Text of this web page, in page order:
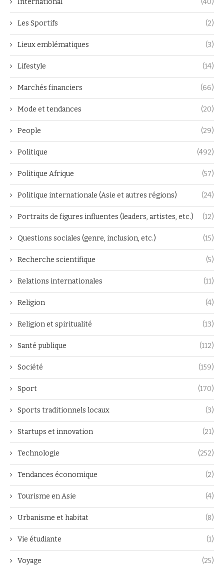
Les Sportifs (2)
Lieux emblématiques (3)
Lifestyle (14)
Marchés financiers (66)
Mode et tendances (20)
People (29)
Politique (492)
Politique Afrique (57)
Politique internationale (Asie et autres régions) (24)
Portraits de figures influentes (leaders, artistes, etc.) (12)
Questions sociales (genre, inclusion, etc.) (15)
Recherche scientifique (5)
Relations internationales (11)
Religion (4)
Religion et spiritualité (13)
Santé publique (112)
Société (159)
Sport (170)
Sports traditionnels locaux (3)
Startups et innovation (21)
Technologie (252)
Tendances économique (2)
Tourisme en Asie (4)
Urbanisme et habitat (8)
Vie étudiante (1)
Voyage (25)